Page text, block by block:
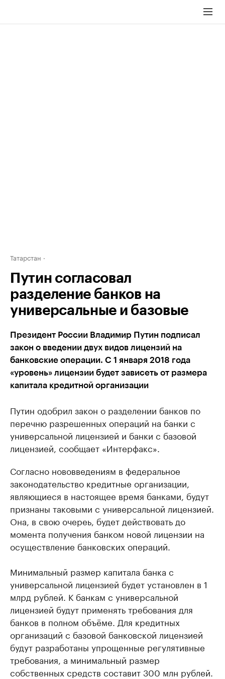
Татарстан
Путин согласовал
разделение банков на
универсальные и базовые
Президент России Владимир Путин подписал
закон о введении двух видов лицензий на
банковские операции. С 1 января 2018 года
«уровень» лицензии будет зависеть от размера
капитала кредитной организации
Путин одобрил закон о разделении банков по
перечню разрешенных операций на банки с
универсальной лицензией и банки с базовой
лицензией, сообщает «Интерфакс».
Согласно нововведениям в федеральное
законодательство кредитные организации,
являющиеся в настоящее время банками, будут
признаны таковыми с универсальной лицензией.
Она, в свою очереь, будет действовать до
момента получения банком новой лицензии на
осуществление банковских операций.
Минимальный размер капитала банка с
универсальной лицензией будет установлен в 1
млрд рублей. К банкам с универсальной
лицензией будут применять требования для
банков в полном объёме. Для кредитных
организаций с базовой банковской лицензией
будут разработаны упрощенные регулятивные
требования, а минимальный размер
собственных средств составит 300 млн рублей.